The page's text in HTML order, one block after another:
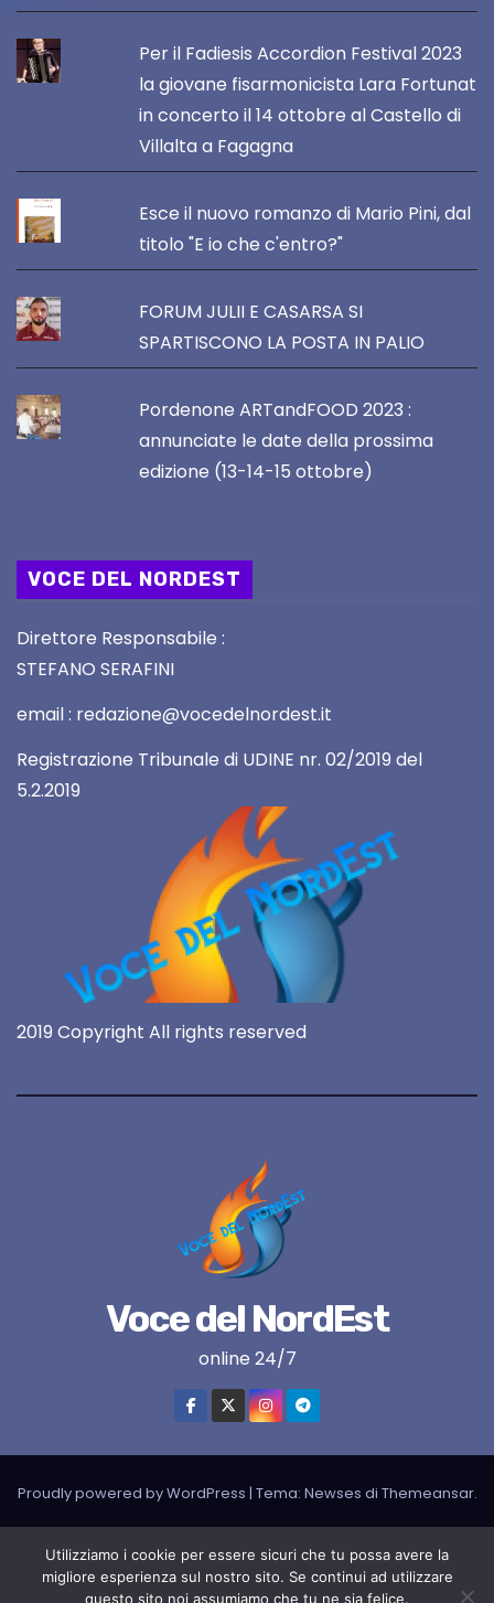
Per il Fadiesis Accordion Festival 2023
la giovane fisarmonicista Lara Fortunat
in concerto il 14 ottobre al Castello di
Villalta a Fagagna
Esce il nuovo romanzo di Mario Pini, dal
titolo "E io che c'entro?"
FORUM JULII E CASARSA SI
SPARTISCONO LA POSTA IN PALIO
Pordenone ARTandFOOD 2023 :
annunciate le date della prossima
edizione (13-14-15 ottobre)
VOCE DEL NORDEST
Direttore Responsabile :
STEFANO SERAFINI
email : redazione@vocedelnordest.it
Registrazione Tribunale di UDINE nr. 02/2019 del
5.2.2019
2019 Copyright All rights reserved
Voce del NordEst
online 24/7
Proudly powered by WordPress | Tema: Newses di Themeansar.
LIVE RADIO
RADIONORDEST Il mio account
Utilizziamo i cookie per essere sicuri che tu possa avere la
migliore esperienza sul nostro sito. Se continui ad utilizzare
questo sito noi assumiamo che tu ne sia felice.